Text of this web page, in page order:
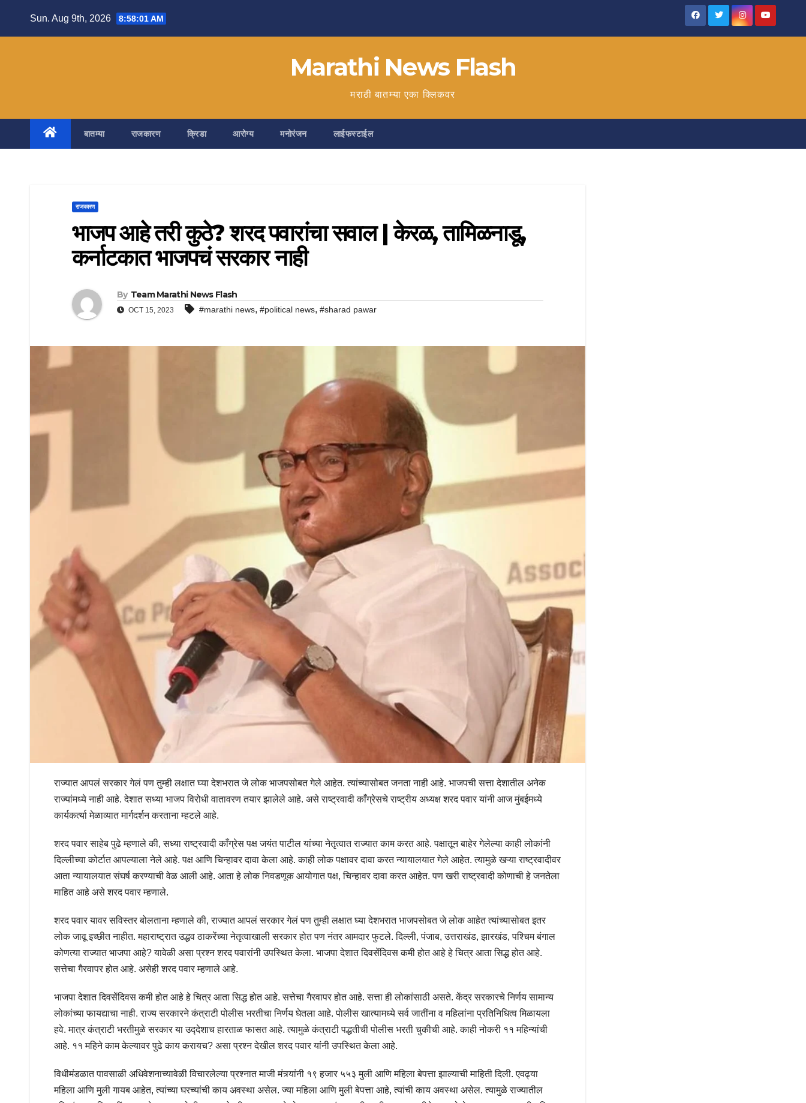
Sun. Aug 9th, 2026 8:58:02 AM
Marathi News Flash
मराठी बातम्या एका क्लिकवर
बातम्या राजकारण क्रिडा आरोग्य मनोरंजन लाईफस्टाईल
राजकारण
भाजप आहे तरी कुठे? शरद पवारांचा सवाल | केरळ, तामिळनाडू,
कर्नाटकात भाजपचं सरकार नाही
By Team Marathi News Flash
OCT 15, 2023 #marathi news, #political news, #sharad pawar
राज्यात आपलं सरकार गेलं पण तुम्ही लक्षात घ्या देशभरात जे लोक भाजपसोबत गेले आहेत. त्यांच्यासोबत जनता नाही आहे. भाजपची सत्ता देशातील अनेक
राज्यांमध्ये नाही आहे. देशात सध्या भाजप विरोधी वातावरण तयार झालेले आहे. असे राष्ट्रवादी काँग्रेसचे राष्ट्रीय अध्यक्ष शरद पवार यांनी आज मुंबईमध्ये
कार्यकर्त्या मेळाव्यात मार्गदर्शन करताना म्हटले आहे.
शरद पवार साहेब पुढे म्हणाले की, सध्या राष्ट्रवादी काँग्रेस पक्ष जयंत पाटील यांच्या नेतृत्वात राज्यात काम करत आहे. पक्षातून बाहेर गेलेल्या काही लोकांनी
दिल्लीच्या कोर्टात आपल्याला नेले आहे. पक्ष आणि चिन्हावर दावा केला आहे. काही लोक पक्षावर दावा करत न्‍यायालयात गेले आहेत. त्‍यामुळे खऱ्या राष्ट्रवादीवर
आता न्‍यायालयात संघर्ष करण्याची वेळ आली आहे. आता हे लोक निवडणूक आयोगात पक्ष, चिन्हावर दावा करत आहेत. पण खरी राष्ट्रवादी कोणाची हे जनतेला
माहित आहे असे शरद पवार म्हणाले.
शरद पवार यावर सविस्तर बोलताना म्हणाले की, राज्यात आपलं सरकार गेलं पण तुम्ही लक्षात घ्या देशभरात भाजपसोबत जे लोक आहेत त्यांच्यासोबत इतर
लोक जावू इच्छीत नाहीत. महाराष्ट्रात उद्धव ठाकरेंच्या नेतृत्वाखाली सरकार होत पण नंतर आमदार फुटले. दिल्ली, पंजाब, उत्तराखंड, झारखंड, पश्चिम बंगाल
कोणत्या राज्यात भाजपा आहे? यावेळी असा प्रश्न शरद पवारांनी उपस्थित केला. भाजपा देशात दिवसेंदिवस कमी होत आहे हे चित्र आता सिद्ध होत आहे.
सत्तेचा गैरवापर होत आहे. असेही शरद पवार म्हणाले आहे.
भाजपा देशात दिवसेंदिवस कमी होत आहे हे चित्र आता सिद्ध होत आहे. सत्तेचा गैरवापर होत आहे. सत्ता ही लोकांसाठी असते. केंद्र सरकारचे निर्णय सामान्य
लोकांच्या फायद्याचा नाही. राज्‍य सरकारने कंत्राटी पोलीस भरतीचा निर्णय घेतला आहे. पाेलीस खात्‍यामध्‍ये सर्व जातींना व महिलांना प्रतिनिधित्‍व मिळायला
हवे. मात्र कंत्राटी भरतीमुळे सरकार या उद्‍देशाच हारताळ फासत आहे. त्‍यामुळे कंत्राटी पद्धतीची पोलीस भरती चुकीची आहे. काही नोकरी ११ महिन्यांची
आहे. ११ महिने काम केल्यावर पुढे काय करायच? असा प्रश्न देखील शरद पवार यांनी उपस्थित केला आहे.
विधीमंडळात पावसाळी अधिवेशनाच्यावेळी विचारलेल्या प्रश्नात माजी मंत्र्यांनी १९ हजार ५५३ मुली आणि महिला बेपत्ता झाल्याची माहिती दिली. एवढ्या
महिला आणि मुली गायब आहेत, त्यांच्या घरच्यांची काय अवस्था असेल. ज्या महिला आणि मुली बेपत्ता आहे, त्यांची काय अवस्था असेल. त्यामुळे राज्यातील